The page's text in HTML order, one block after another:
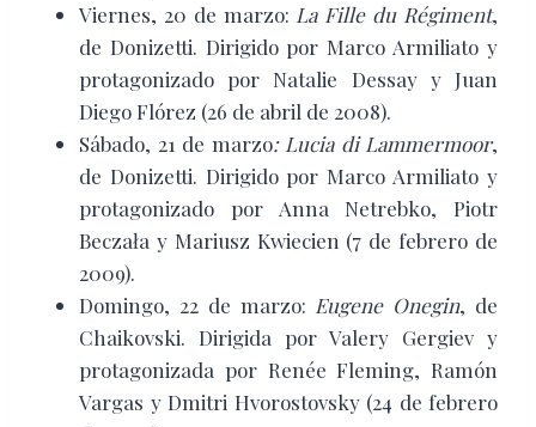
Viernes, 20 de marzo: La Fille du Régiment,
de Donizetti. Dirigido por Marco Armiliato y
protagonizado por Natalie Dessay y Juan
Diego Flórez (26 de abril de 2008).
Sábado, 21 de marzo: Lucia di Lammermoor,
de Donizetti. Dirigido por Marco Armiliato y
protagonizado por Anna Netrebko, Piotr
Beczała y Mariusz Kwiecien (7 de febrero de
2009).
Domingo, 22 de marzo: Eugene Onegin, de
Chaikovski. Dirigida por Valery Gergiev y
protagonizada por Renée Fleming, Ramón
Vargas y Dmitri Hvorostovsky (24 de febrero